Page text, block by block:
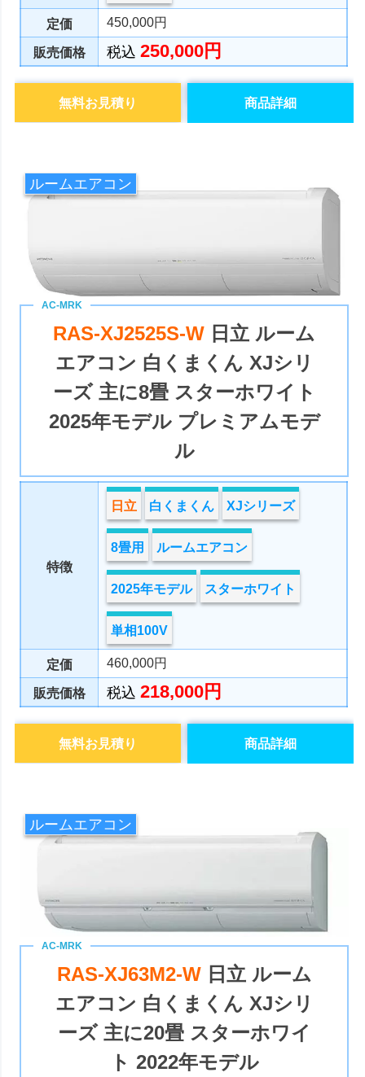
定価 450,000円
販売価格 税込250,000円
商品詳細
無料お見積り
ルームエアコン
RAS-XJ2525S-W 日立 ルーム
エアコン 白くまくん XJシリ
ーズ 主に8畳 スターホワイト
2025年モデル プレミアムモデ
ル
特徴
日立 白くまくん XJシリーズ
8畳用 ルームエアコン
2025年モデル スターホワイト
単相100V
定価 460,000円
販売価格 税込218,000円
商品詳細
無料お見積り
ルームエアコン
RAS-XJ63M2-W 日立 ルーム
エアコン 白くまくん XJシリ
ーズ 主に20畳 スターホワイ
ト 2022年モデル